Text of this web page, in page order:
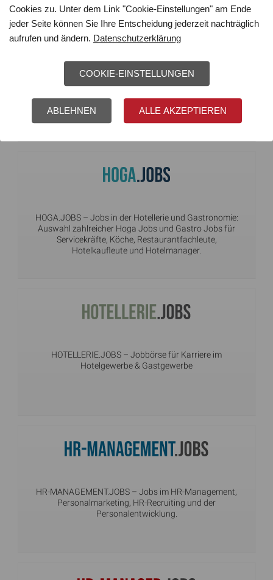
Sport, Ernährung, Bildung, Erziehung und Fitness.
HOGA.JOBS– Jobs in der Hotellerie und Gastronomie:
Auswahl zahlreicher Hoga Jobs und Gastro Jobs für
Servicekräfte, Köche, Restaurantfachleute,
Hotelkaufleute und Hotelmanager.
HOTELLERIE.JOBS – Jobbörse für Karriere im
Hotelgewerbe & Gastgewerbe
HR-MANAGEMENT.JOBS – Jobs im HR-Management,
Personalmarketing, HR-Recruiting und der
Personalentwicklung.
Cookies zu. Unter dem Link "Cookie-Einstellungen" am Ende
jeder Seite können Sie Ihre Entscheidung jederzeit nachträglich
aufrufen und ändern. Datenschutzerklärung
COOKIE-EINSTELLUNGEN
ABLEHNEN ALLE AKZEPTIEREN